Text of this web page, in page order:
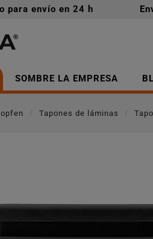
para envío en 24 h
SOMBRE LA EMPRESA
Tapones de láminas